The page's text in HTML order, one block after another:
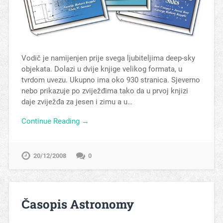
Vodič je namijenjen prije svega ljubiteljima deep-sky
objekata. Dolazi u dvije knjige velikog formata, u
tvrdom uvezu. Ukupno ima oko 930 stranica. Sjeverno
nebo prikazuje po zviježđima tako da u prvoj knjizi
daje zviježđa za jesen i zimu a u…
Continue Reading →
20/12/2008 0
Časopis Astronomy